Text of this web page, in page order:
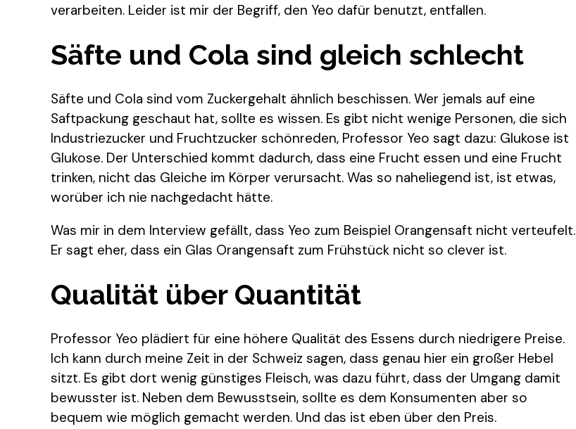
verarbeiten. Leider ist mir der Begriff, den Yeo dafür benutzt, entfallen.
Säfte und Cola sind gleich schlecht
Säfte und Cola sind vom Zuckergehalt ähnlich beschissen. Wer jemals auf eine
Saftpackung geschaut hat, sollte es wissen. Es gibt nicht wenige Personen, die sich
Industriezucker und Fruchtzucker schönreden, Professor Yeo sagt dazu: Glukose ist
Glukose. Der Unterschied kommt dadurch, dass eine Frucht essen und eine Frucht
trinken, nicht das Gleiche im Körper verursacht. Was so naheliegend ist, ist etwas,
worüber ich nie nachgedacht hätte.
Was mir in dem Interview gefällt, dass Yeo zum Beispiel Orangensaft nicht verteufelt.
Er sagt eher, dass ein Glas Orangensaft zum Frühstück nicht so clever ist.
Qualität über Quantität
Professor Yeo plädiert für eine höhere Qualität des Essens durch niedrigere Preise.
Ich kann durch meine Zeit in der Schweiz sagen, dass genau hier ein großer Hebel
sitzt. Es gibt dort wenig günstiges Fleisch, was dazu führt, dass der Umgang damit
bewusster ist. Neben dem Bewusstsein, sollte es dem Konsumenten aber so
bequem wie möglich gemacht werden. Und das ist eben über den Preis.